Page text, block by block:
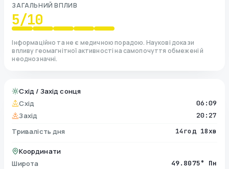
ЗАГАЛЬНИЙ ВПЛИВ
5/10
Інформаційно та не є медичною порадою. Наукові докази
впливу геомагнітної активності на самопочуття обмежені й
неоднозначні.
Схід / Захід сонця
Схід
06:09
Захід 20:27
Тривалість дня 14год 18хв
Координати
Широта
49.8075° Пн